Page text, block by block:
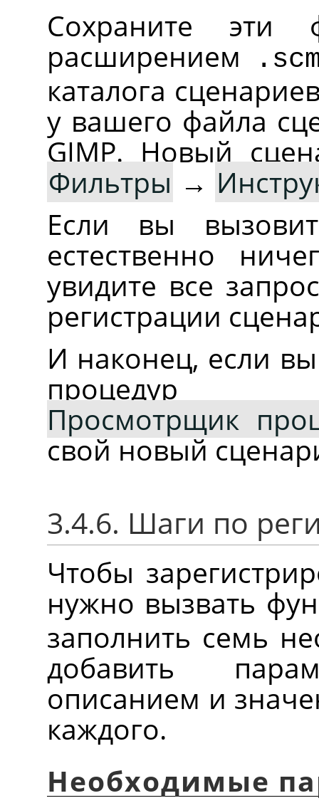
Сохраните
расширением
каталога
у вашего файла
GIMP. Новый
Фильтры →
Если вы
естественно
увидите все
регистрации
И наконец, если
процедур
Просмотрщик
свой новый
3.4.6. Шаги по
Чтобы
нужно вызвать
заполнить семь
добавить
описанием и
каждого.
Необходимые